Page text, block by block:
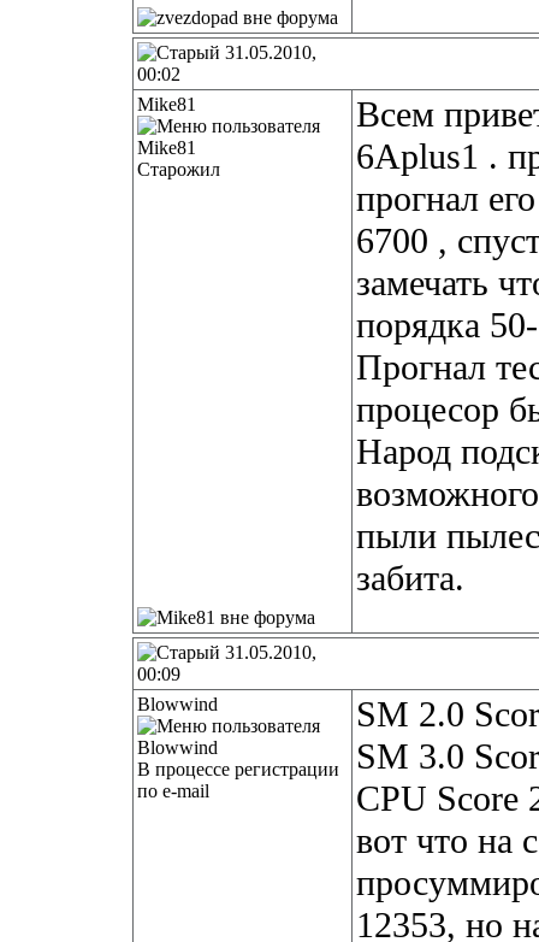
31.05.2010,
00:02
Mike81
Старожил
Всем
6Aplus1 .
прогнал
6700 ,
замечать
порядка
Прогнал
процесор
Народ
пыли
забита.
31.05.2010,
00:09
Blowwind
В процессе регистрации
по e-mail
SM 2.0
SM 3.0
CPU Score
вот что на
12353, но